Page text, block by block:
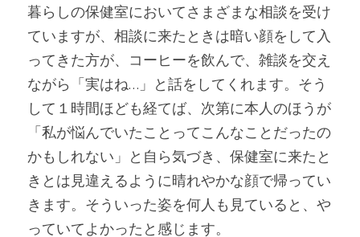
暮らしの保健室においてさまざまな相談を受け
ていますが、相談に来たときは暗い顔をして入
ってきた方が、コーヒーを飲んで、雑談を交え
ながら「実はね…」と話をしてくれます。そう
して１時間ほども経てば、次第に本人のほうが
「私が悩んでいたことってこんなことだったの
かもしれない」と自ら気づき、保健室に来たと
きとは見違えるように晴れやかな顔で帰ってい
きます。そういった姿を何人も見ていると、や
っていてよかったと感じます。